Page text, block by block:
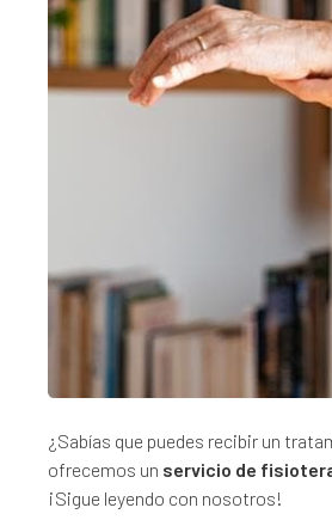
¿Sabías que puedes recibir un
ofrecemos un servicio de
¡Sigue leyendo con nosotros!